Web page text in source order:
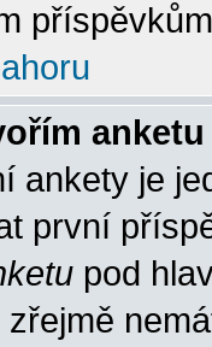
anketu
ankety je
první
pod
zřejmě